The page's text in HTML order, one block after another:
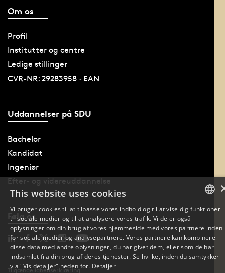
Om os
Profil
Institutter og centre
Ledige stillinger
CVR-NR: 29283958 · EAN
Uddannelser på SDU
Bachelor
Kandidat
Ingeniør
Efter- og videreuddannelse
Følg os
Tilgængelighedserklæring
DANISH
This website uses cookies
Vi bruger cookies til at tilpasse vores indhold og til at vise dig funktioner
til sociale medier og til at analysere vores trafik. Vi deler også
oplysninger om din brug af vores hjemmeside med vores partnere inden
for sociale medier og analysepartnere. Vores partnere kan kombinere
disse data med andre oplysninger, du har givet dem, eller som de har
indsamlet fra din brug af deres tjenester. Se hvilke, inden du samtykker
via "Vis detaljer" neden for. Detaljer